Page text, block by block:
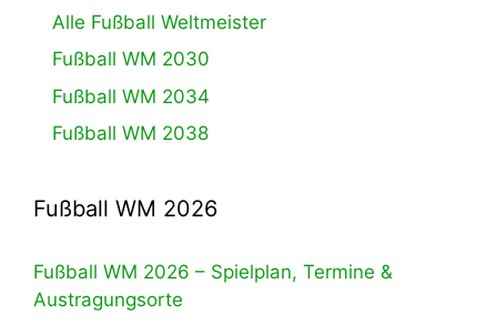
Alle Fußball Weltmeister
Fußball WM 2030
Fußball WM 2034
Fußball WM 2038
Fußball WM 2026
Fußball WM 2026 – Spielplan, Termine &
Austragungsorte